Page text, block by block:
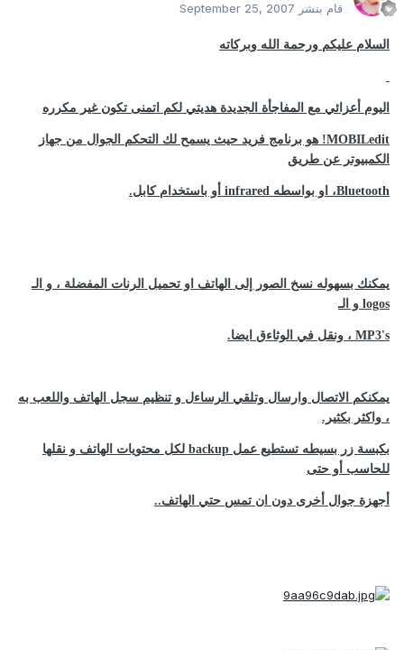
قام بنشر September 25, 2007
السلام عليكم ورحمة الله وبركاته
اليوم أعزائي مع المفاجأة الجديدة هديتي لكم اتمنى تكون غير مكرره
MOBILedit! هو برنامج فريد حيث يسمح لك التحكم الجوال من جهاز
الكمبيوتر عن طريق
Bluetooth، او بواسطه infrared أو باستخدام كابل.
يمكنك بسهوله نسخ الصور إلى الهاتف او تحميل الرنات المفضلة ، و الـ
logos و الـ
MP3's ، ونقل في الوثاءق ايضا.
يمكنكم الاتصال وارسال وتلقي الرساءل و تنظيم سجل الهاتف واللعب به
، واكثر بكثير.
بكبسة زر بسيطه تستطيع عمل backup لكل محتويات الهاتف و نقلها
للحاسب أو حتى
أجهزة جوال أخرى دون ان تمس حتي الهاتف..